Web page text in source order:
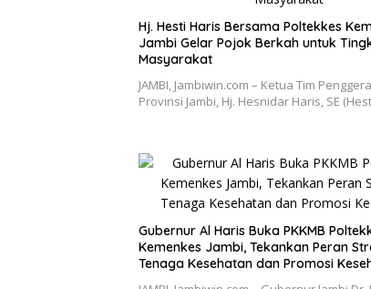
Hj. Hesti Haris Bersama Poltekkes
Jambi Gelar Pojok Berkah untuk
Masyarakat
JAMBI, Jambiwin.com – Ketua Tim
Provinsi Jambi, Hj. Hesnidar Haris, SE
Gubernur Al Haris Buka PKKMB
Kemenkes Jambi, Tekankan Peran
Tenaga Kesehatan dan Promosi